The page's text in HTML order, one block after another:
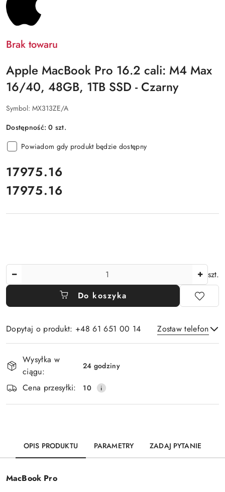
Brak towaru
Apple MacBook Pro 16.2 cali: M4 Max
16/40, 48GB, 1TB SSD - Czarny
Symbol: MX313ZE/A
Dostępność:0 szt.
Powiadom gdy produkt będzie dostępny
cena:
17975.16
Cena:
17975.16
szt.
Do koszyka
Dopytaj o produkt: +48 61 651 00 14 Zostaw telefon
i
dostawa
Wysyłka w
ciągu:
24 godziny
Cena przesyłki: 10
OPIS PRODUKTU PARAMETRY ZADAJ PYTANIE
MacBook Pro